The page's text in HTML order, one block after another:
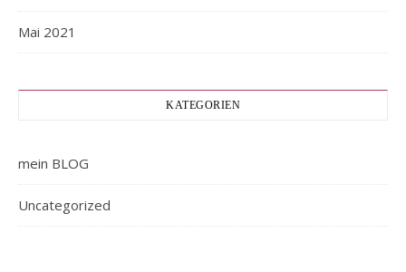
Mai 2021
KATEGORIEN
mein BLOG
Uncategorized